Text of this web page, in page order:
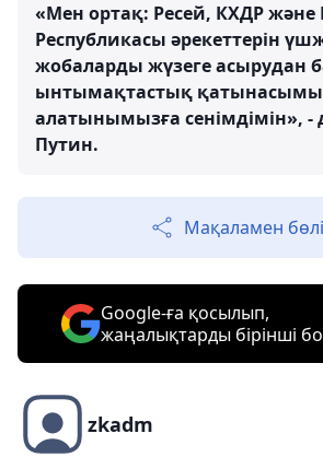
«Мен ортақ: Ресей, КХДР және
Республикасы әрекеттерін
жобаларды жүзеге асырудан
ынтымақтастық
алатынымызға сенімдімін», -
Путин.
Мақаламен
Google-ға қосылып,
жаңалықтарды бірінші
zkadm